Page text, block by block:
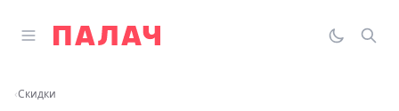
Открыть главное меню
Палач
‹Скидки